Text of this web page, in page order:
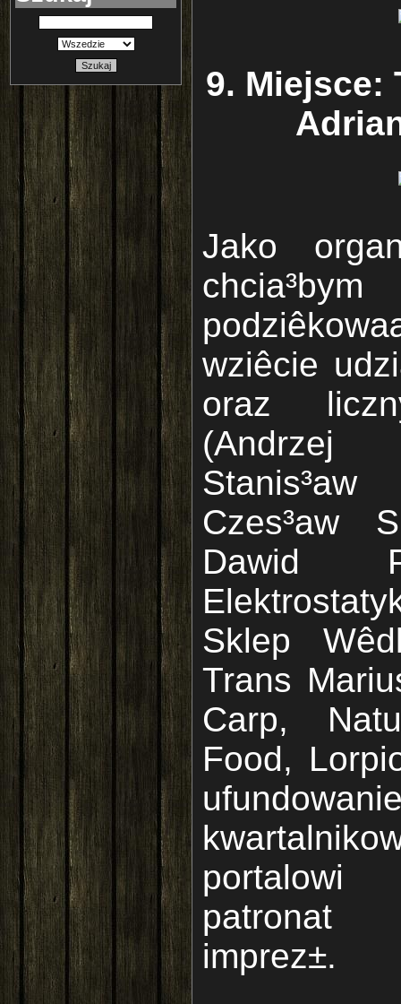
Szukaj
9. Miejsce:
Jako
wziêcie
oraz
Czes³aw
Dawid
Sklep
Trans
Carp,
Food,
portalowi
patronat
imprez±.